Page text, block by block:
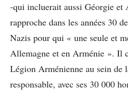
-qui incluerait aussi Géorgie et
rapproche dans les années 30
Nazis pour qui « une seule et
Allemagne et en Arménie ». Il
Légion Arménienne au sein de
responsable, avec ses 30 000